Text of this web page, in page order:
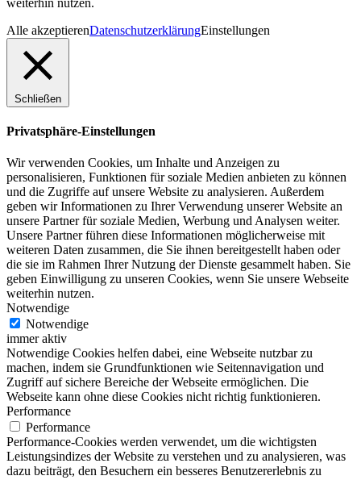
Alle akzeptierenDatenschutzerklärungEinstellungen
Schließen
Privatsphäre-Einstellungen
Wir verwenden Cookies, um Inhalte und Anzeigen zu
personalisieren, Funktionen für soziale Medien anbieten zu können
und die Zugriffe auf unsere Website zu analysieren. Außerdem
geben wir Informationen zu Ihrer Verwendung unserer Website an
unsere Partner für soziale Medien, Werbung und Analysen weiter.
Unsere Partner führen diese Informationen möglicherweise mit
weiteren Daten zusammen, die Sie ihnen bereitgestellt haben oder
die sie im Rahmen Ihrer Nutzung der Dienste gesammelt haben. Sie
geben Einwilligung zu unseren Cookies, wenn Sie unsere Webseite
weiterhin nutzen.
Notwendige
Notwendige
immer aktiv
Notwendige Cookies helfen dabei, eine Webseite nutzbar zu
machen, indem sie Grundfunktionen wie Seitennavigation und
Zugriff auf sichere Bereiche der Webseite ermöglichen. Die
Webseite kann ohne diese Cookies nicht richtig funktionieren.
Performance
Performance
Performance-Cookies werden verwendet, um die wichtigsten
Leistungsindizes der Website zu verstehen und zu analysieren, was
dazu beiträgt, den Besuchern ein besseres Benutzererlebnis zu